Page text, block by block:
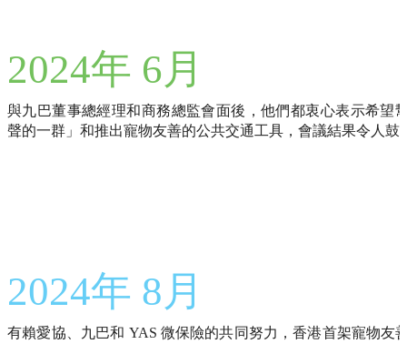
2024年 6月
與九巴董事總經理和商務總監會面後，他們都衷心表示希望
聲的一群」和推出寵物友善的公共交通工具，會議結果令人鼓
2024年 8月
有賴愛協、九巴和 YAS 微保險的共同努力，香港首架寵物友